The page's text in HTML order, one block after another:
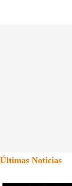
Últimas Noticias